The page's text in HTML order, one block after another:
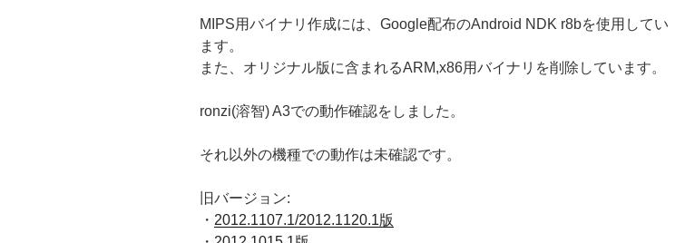
MIPS用バイナリ作成には、Google配布のAndroid NDK r8bを使用してい
ます。
また、オリジナル版に含まれるARM,x86用バイナリを削除しています。
ronzi(溶智) A3での動作確認をしました。
それ以外の機種での動作は未確認です。
旧バージョン:
・ 2012.1107.1/2012.1120.1版